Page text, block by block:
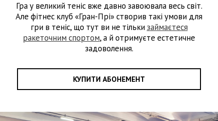
Гра у великий теніс вже давно завоювала весь світ.
Але фітнес клуб «Гран-Прі» створив такі умови для
гри в теніс, що тут ви не тількизаймаєтеся
ракеточним спортом, а й отримуєте естетичне
задоволення.
КУПИТИ АБОНЕМЕНТ